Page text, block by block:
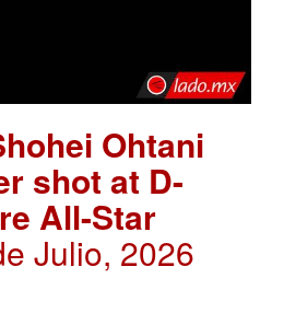
Ohtani
shot at D-
All-Star
Julio, 2026